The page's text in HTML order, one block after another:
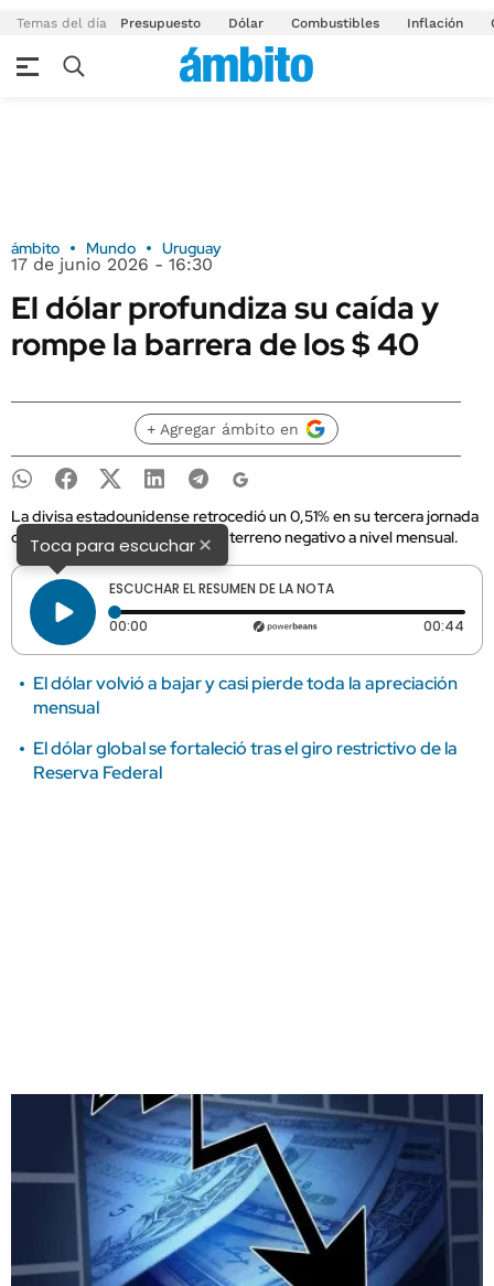
Temas del día Presupuesto Dólar Combustibles Inflación
ámbito Mundo Uruguay
17 de junio 2026 - 16:30
El dólar profundiza su caída y
rompe la barrera de los $ 40
+ Agregar ámbito en
La divisa estadounidense retrocedió un 0,51% en su tercera jornada
consecutiva a la baja y entró en terreno negativo a nivel mensual.
Toca para escuchar×
ESCUCHAR EL RESUMEN DE LA NOTA
00:00 Tiempo transcurrido: 0 segundos 00:44
El dólar volvió a bajar y casi pierde toda la apreciación
mensual
El dólar global se fortaleció tras el giro restrictivo de la
Reserva Federal